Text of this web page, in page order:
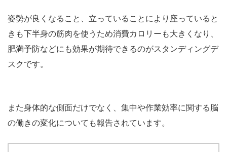
姿勢が良くなること、立っていることにより座っていると
きも下半身の筋肉を使うため消費カロリーも大きくなり、
肥満予防などにも効果が期待できるのがスタンディングデ
スクです。
また身体的な側面だけでなく、集中や作業効率に関する脳
の働きの変化についても報告されています。